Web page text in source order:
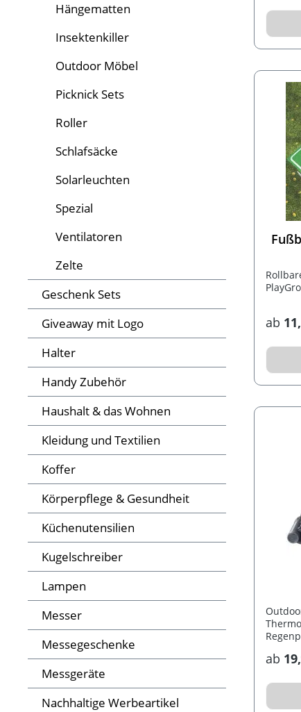
Hängematten
Insektenkiller
Outdoor Möbel
Picknick Sets
Roller
Schlafsäcke
Solarleuchten
Spezial
Ventilatoren
Zelte
Geschenk Sets
Giveaway mit Logo
Halter
Handy Zubehör
Haushalt & das Wohnen
Kleidung und Textilien
Koffer
Körperpflege & Gesundheit
Küchenutensilien
Kugelschreiber
Lampen
Messer
Messegeschenke
Messgeräte
Nachhaltige Werbeartikel
ab
ab